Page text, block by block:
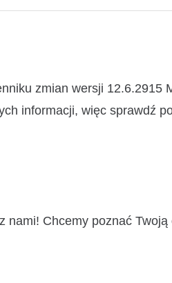
zmian wersji 12.6.2915
informacji, więc sprawdź
nami! Chcemy poznać